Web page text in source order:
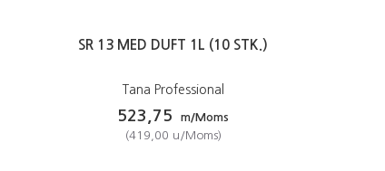
SR 13 MED DUFT 1L (10 STK.)
Tana Professional
523,75
m/Moms
(419,00 u/Moms)